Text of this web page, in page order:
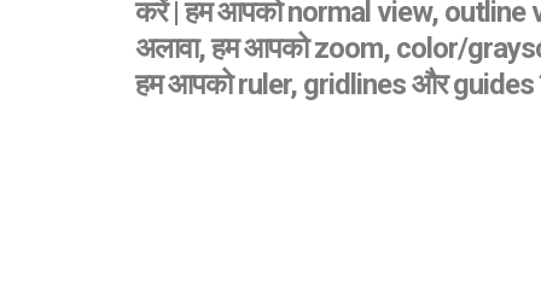
करें | हम आपको normal view, outline
अलावा, हम आपको zoom, color/
हम आपको ruler, gridlines और guides